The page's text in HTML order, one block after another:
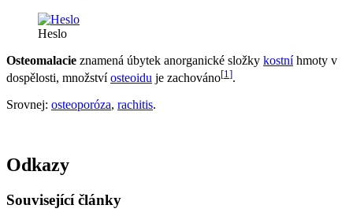
Heslo
Osteomalacie znamená úbytek anorganické složky kostníhmoty v
dospělosti, množstvíosteoidu je zachováno[1 ].
Srovnej: osteoporóza, rachitis.
Odkazy
Související články